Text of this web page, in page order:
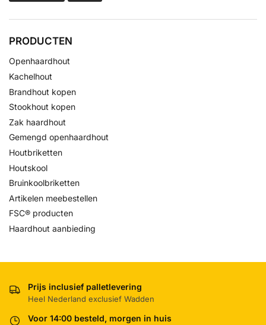
PRODUCTEN
Openhaardhout
Kachelhout
Brandhout kopen
Stookhout kopen
Zak haardhout
Gemengd openhaardhout
Houtbriketten
Houtskool
Bruinkoolbriketten
Artikelen meebestellen
FSC® producten
Haardhout aanbieding
Prijs inclusief palletlevering
Heel Nederland exclusief Wadden
Voor 14:00 besteld, morgen in huis